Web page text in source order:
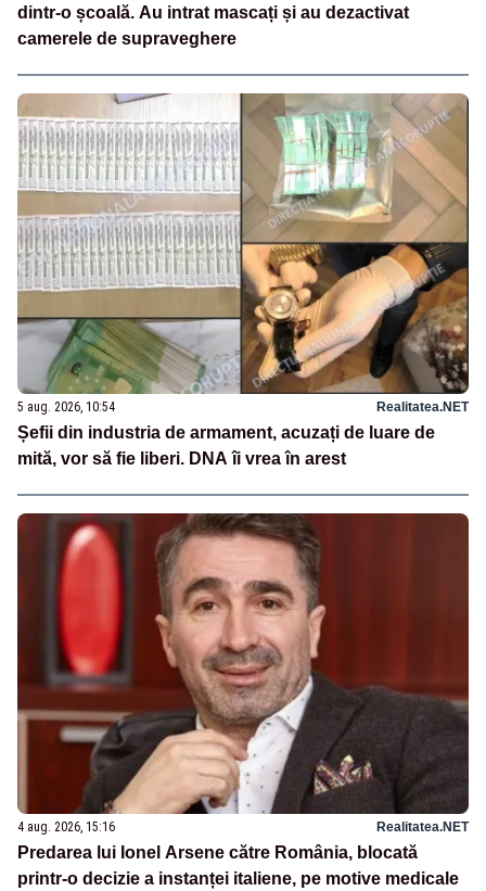
dintr-o școală. Au intrat mascați și au dezactivat
camerele de supraveghere
5 aug. 2026, 10:54 Realitatea.NET
Șefii din industria de armament, acuzați de luare de
mită, vor să fie liberi. DNA îi vrea în arest
4 aug. 2026, 15:16 Realitatea.NET
Predarea lui Ionel Arsene către România, blocată
printr-o decizie a instanței italiene, pe motive medicale